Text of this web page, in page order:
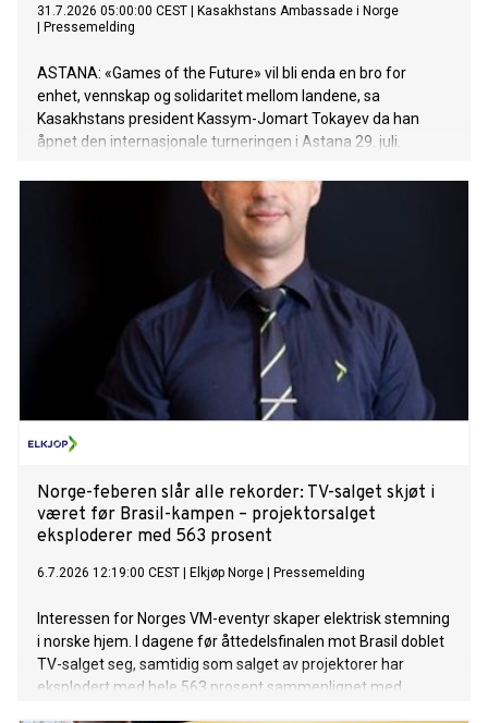
31.7.2026 05:00:00 CEST
Kasakhstans Ambassade i Norge
Pressemelding
ASTANA: «Games of the Future» vil bli enda en bro for
enhet, vennskap og solidaritet mellom landene, sa
Kasakhstans president Kassym-Jomart Tokayev da han
åpnet den internasjonale turneringen i Astana 29. juli.
Norge-feberen slår alle rekorder: TV-salget skjøt i
været før Brasil-kampen – projektorsalget
eksploderer med 563 prosent
6.7.2026 12:19:00 CEST Elkjøp Norge Pressemelding
Interessen for Norges VM-eventyr skaper elektrisk stemning
i norske hjem. I dagene før åttedelsfinalen mot Brasil doblet
TV-salget seg, samtidig som salget av projektorer har
eksplodert med hele 563 prosent sammenlignet med